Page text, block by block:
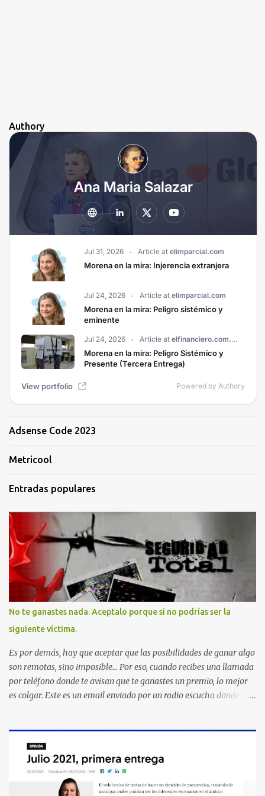
Authory
Adsense Code 2023
Metricool
Entradas populares
No te ganastes nada. Aceptalo porque si no podrías ser la
siguiente víctima.
Es por demás, hay que aceptar que las posibilidades de ganar algo
son remotas, sino imposible... Por eso, cuando recibes una llamada
por teléfono donde te avisan que te ganastes un premio, lo mejor
es colgar. Este es un email enviado por un radio escucha donde nos
HOY POR LA MAÑANA RECIBI UNA LLAMADA DICIENDOME
QUE ME HABIA GANADO UNA CAMARA FOTOGRAFICA Y UN
CELULAR QUE LO FUERA A RECOGER A MAS TARDAR HOY YA